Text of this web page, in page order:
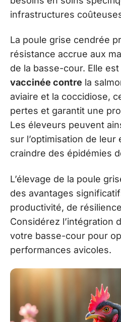
infrastructures
La poule grise cendrée
résistance accrue aux
de la basse-cour. Elle
vaccinée contre la
aviaire et la coccidiose,
pertes et garantit une
Les éleveurs peuvent
sur l’optimisation de leur
craindre des épidémies
L’élevage de la poule
des avantages
productivité, de
Considérez l’intégration
votre basse-cour pour
performances avicoles.